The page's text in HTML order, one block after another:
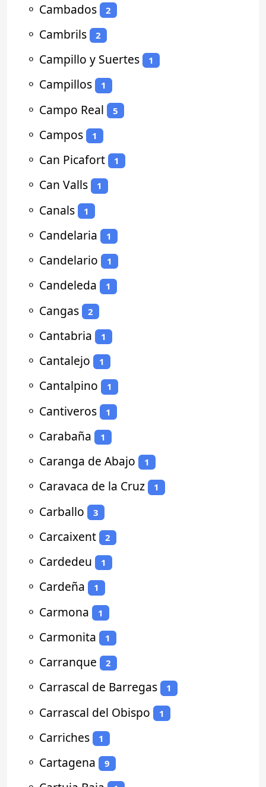
⚬ Cambados 2
⚬ Cambrils 2
⚬ Campillo y Suertes 1
⚬ Campillos 1
⚬ Campo Real 5
⚬ Campos 1
⚬ Can Picafort 1
⚬ Can Valls 1
⚬ Canals 1
⚬ Candelaria 1
⚬ Candelario 1
⚬ Candeleda 1
⚬ Cangas 2
⚬ Cantabria 1
⚬ Cantalejo 1
⚬ Cantalpino 1
⚬ Cantiveros 1
⚬ Carabaña 1
⚬ Caranga de Abajo 1
⚬ Caravaca de la Cruz 1
⚬ Carballo 3
⚬ Carcaixent 2
⚬ Cardedeu 1
⚬ Cardeña 1
⚬ Carmona 1
⚬ Carmonita 1
⚬ Carranque 2
⚬ Carrascal de Barregas 1
⚬ Carrascal del Obispo 1
⚬ Carriches 1
⚬ Cartagena 9